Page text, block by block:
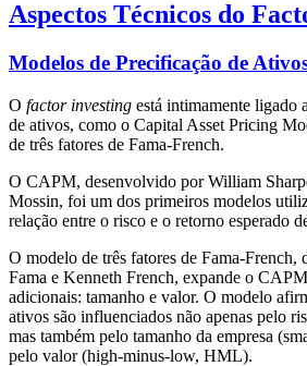
Aspectos Técnicos do
Modelos de Precificação de
O factor investing está intimamente ligado
de ativos, como o Capital Asset Pricing
de três fatores de Fama-French.
O CAPM, desenvolvido por William
Mossin, foi um dos primeiros modelos
relação entre o risco e o retorno esperado
O modelo de três fatores de Fama-French,
Fama e Kenneth French, expande o
adicionais: tamanho e valor. O modelo
ativos são influenciados não apenas pelo
mas também pelo tamanho da empresa
pelo valor (high-minus-low, HML).